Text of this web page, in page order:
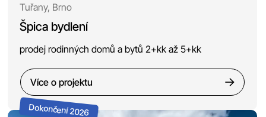
Tuřany, Brno
Špica bydlení
prodej rodinných domů a bytů 2+kk až 5+kk
Více o projektu